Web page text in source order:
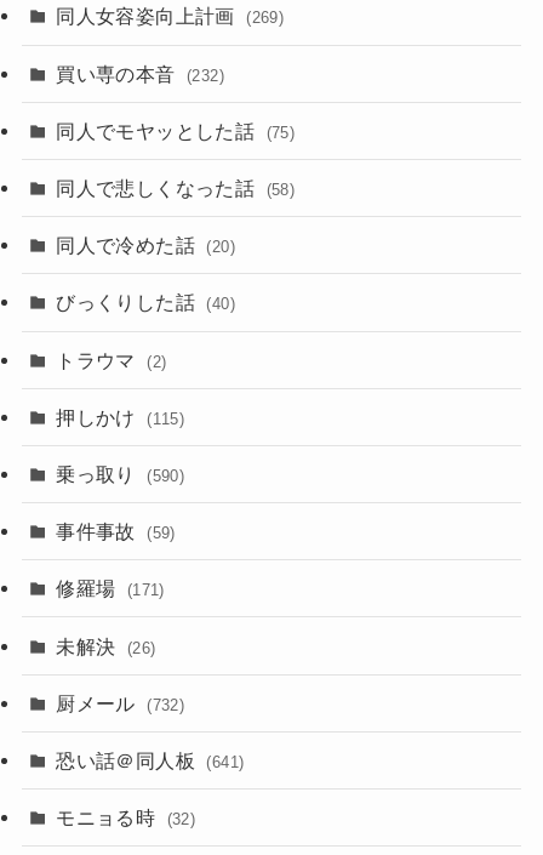
同人女容姿向上計画 (269)
買い専の本音 (232)
同人でモヤッとした話 (75)
同人で悲しくなった話 (58)
同人で冷めた話 (20)
びっくりした話 (40)
トラウマ (2)
押しかけ (115)
乗っ取り (590)
事件事故 (59)
修羅場 (171)
未解決 (26)
厨メール (732)
恐い話＠同人板 (641)
モニョる時 (32)